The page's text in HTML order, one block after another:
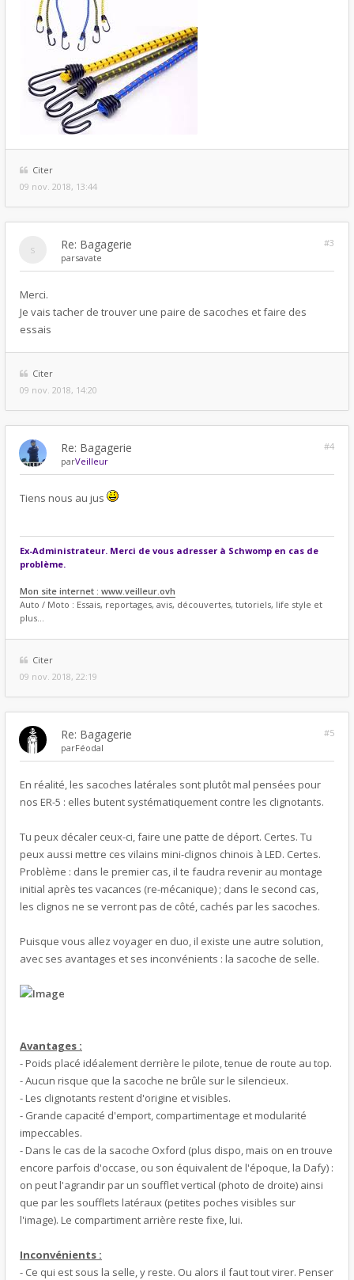
Citer
09 nov. 2018, 13:44
Re: Bagagerie
#3
parsavate
Merci.
Je vais tacher de trouver une paire de sacoches et faire des
essais
Citer
09 nov. 2018, 14:20
Re: Bagagerie
#4
parVeilleur
Tiens nous au jus
Ex-Administrateur. Merci de vous adresser à Schwomp en cas de
problème.
Mon site internet : www.veilleur.ovh
Auto / Moto : Essais, reportages, avis, découvertes, tutoriels, life style et
plus...
Citer
09 nov. 2018, 22:19
Re: Bagagerie
#5
parFéodal
En réalité, les sacoches latérales sont plutôt mal pensées pour
nos ER-5 : elles butent systématiquement contre les clignotants.
Tu peux décaler ceux-ci, faire une patte de déport. Certes. Tu
peux aussi mettre ces vilains mini-clignos chinois à LED. Certes.
Problème : dans le premier cas, il te faudra revenir au montage
initial après tes vacances (re-mécanique) ; dans le second cas,
les clignos ne se verront pas de côté, cachés par les sacoches.
Puisque vous allez voyager en duo, il existe une autre solution,
avec ses avantages et ses inconvénients : la sacoche de selle.
Avantages :
- Poids placé idéalement derrière le pilote, tenue de route au top.
- Aucun risque que la sacoche ne brûle sur le silencieux.
- Les clignotants restent d'origine et visibles.
- Grande capacité d'emport, compartimentage et modularité
impeccables.
- Dans le cas de la sacoche Oxford (plus dispo, mais on en trouve
encore parfois d'occase, ou son équivalent de l'époque, la Dafy) :
on peut l'agrandir par un soufflet vertical (photo de droite) ainsi
que par les soufflets latéraux (petites poches visibles sur
l'image). Le compartiment arrière reste fixe, lui.
Inconvénients :
- Ce qui est sous la selle, y reste. Ou alors il faut tout virer. Penser